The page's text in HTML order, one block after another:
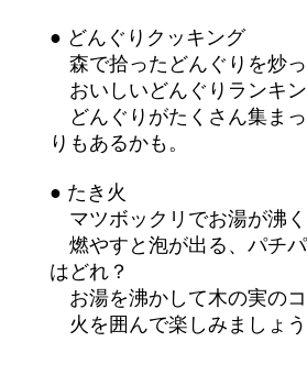
● どんぐりクッキング
森で拾ったどんぐりを炒っ
おいしいどんぐりランキ
どんぐりがたくさん集ま
りもあるかも。
● たき火
マツボックリでお湯が沸く
燃やすと泡が出る、パチ
はどれ？
お湯を沸かして木の実のコ
火を囲んで楽しみましょう